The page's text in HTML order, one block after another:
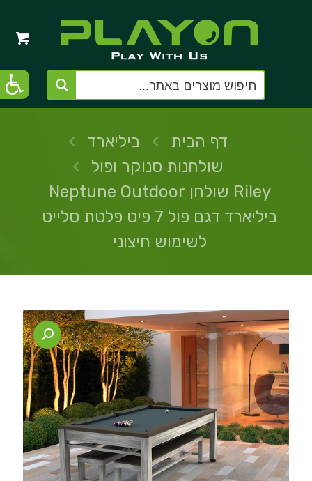
דף הבית
ביליארד
שולחנות סנוקר ופול
Riley שולחן Neptune Outdoor
ביליארד דגם פול 7 פיט פלטת סלייט
לשימוש חיצוני